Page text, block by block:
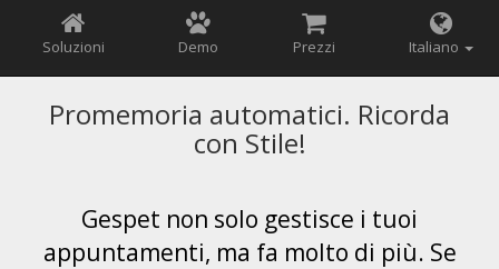
Soluzioni Demo Prezzi Italiano
Promemoria automatici. Ricorda
con Stile!
Gespet non solo gestisce i tuoi
appuntamenti, ma fa molto di più. Se